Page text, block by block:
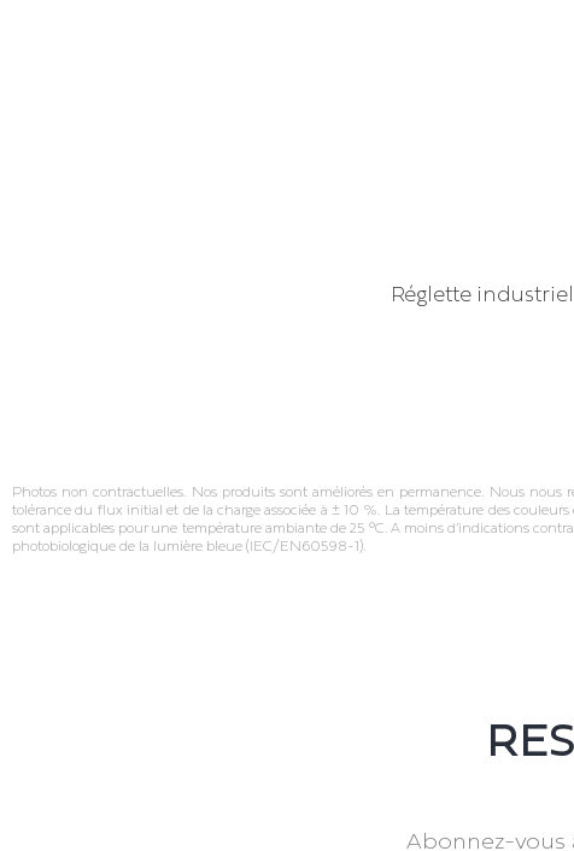
Réglette
Photos non contractuelles. Nos produits sont améliorés en permanence. Nous nous
tolérance du flux initial et de la charge associée à ± 10 %. La température des
sont applicables pour une température ambiante de 25 °C. A moins d’indications
photobiologique de la lumière bleue (IEC/EN60598‐1).
Abonnez-vous